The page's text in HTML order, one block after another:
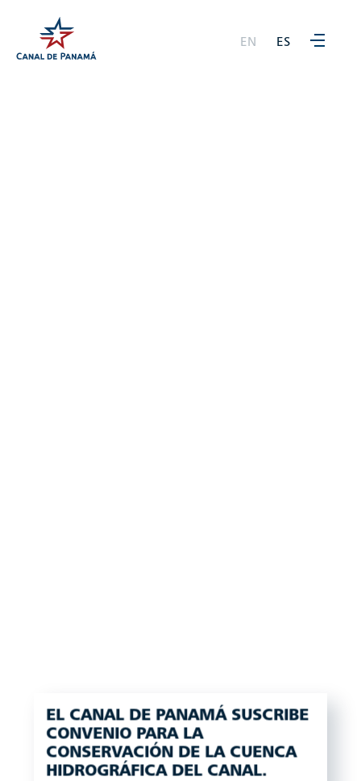
EN ES
EL CANAL DE PANAMÁ SUSCRIBE
CONVENIO PARA LA
CONSERVACIÓN DE LA CUENCA
HIDROGRÁFICA DEL CANAL.